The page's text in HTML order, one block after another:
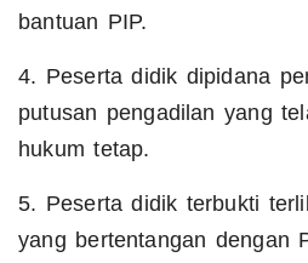
bantuan PIP.
4. Peserta didik dipidana
putusan pengadilan yang
hukum tetap.
5. Peserta didik terbukti
yang bertentangan dengan